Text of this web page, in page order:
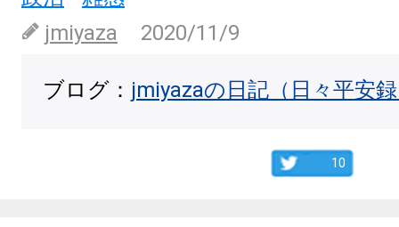
jmiyaza
2020/11/9
ブログ： jmiyazaの日記（日々平安
10